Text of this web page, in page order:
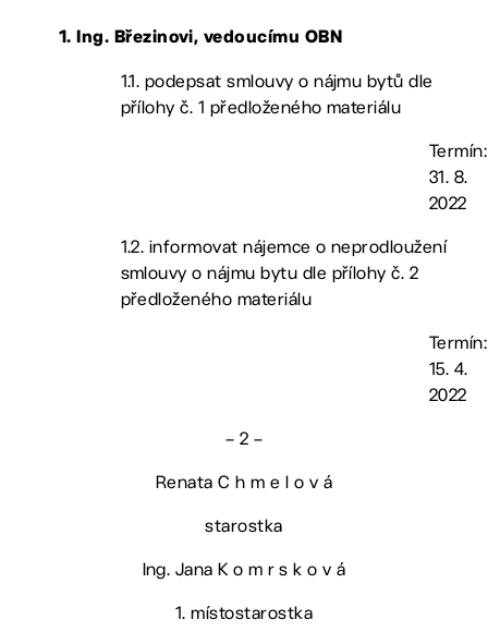
1. Ing. Březinovi, vedoucímu OBN
1.1. podepsat smlouvy o nájmu bytů dle
přílohy č. 1 předloženého materiálu
Termín:
31. 8.
2022
1.2. informovat nájemce o neprodloužení
smlouvy o nájmu bytu dle přílohy č. 2
předloženého materiálu
Termín:
15. 4.
2022
– 2 –
Renata C h m e l o v á
starostka
Ing. Jana K o m r s k o v á
1. místostarostka